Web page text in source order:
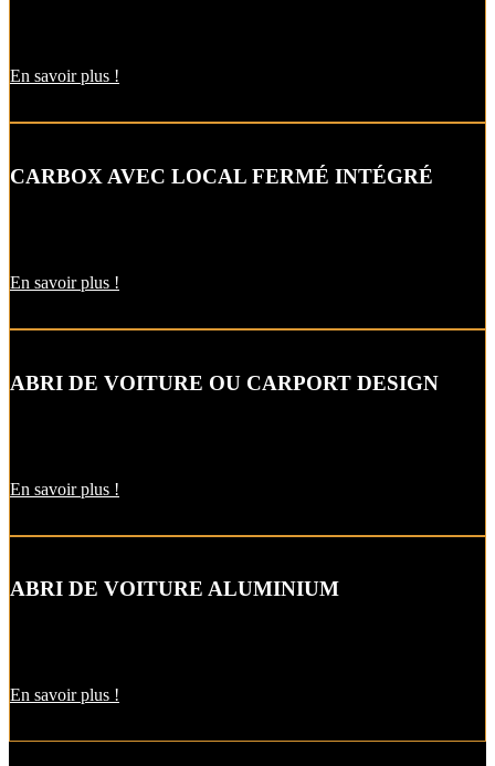
En savoir plus !
CARBOX AVEC LOCAL FERMÉ INTÉGRÉ
En savoir plus !
ABRI DE VOITURE OU CARPORT DESIGN
En savoir plus !
ABRI DE VOITURE ALUMINIUM
En savoir plus !